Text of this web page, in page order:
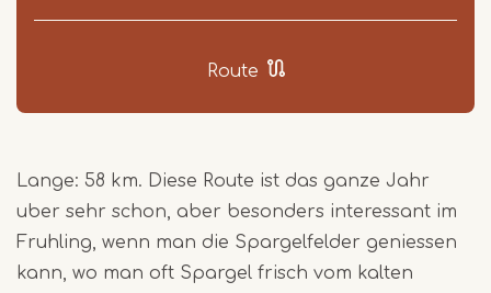
Route
Lange: 58 km. Diese Route ist das ganze Jahr
uber sehr schon, aber besonders interessant im
Fruhling, wenn man die Spargelfelder geniessen
kann, wo man oft Spargel frisch vom kalten